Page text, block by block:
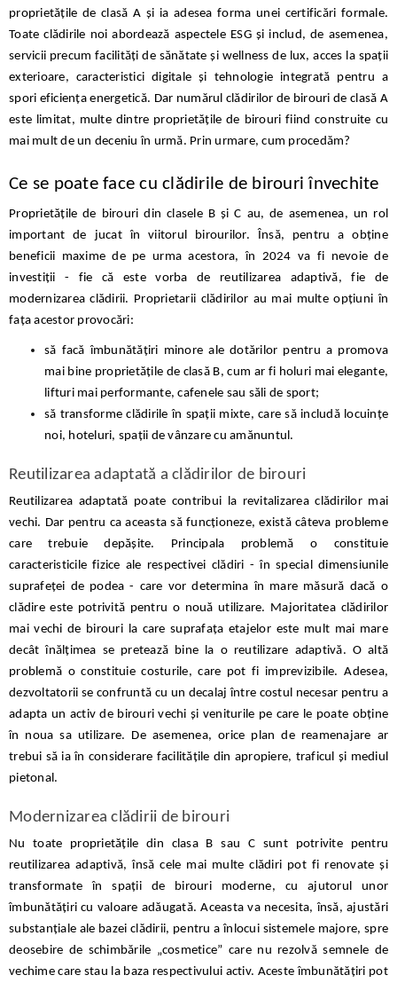
proprietățile de clasă A și ia adesea forma unei certificări formale.
Toate clădirile noi abordează aspectele ESG și includ, de asemenea,
servicii precum facilități de sănătate și wellness de lux, acces la spații
exterioare, caracteristici digitale și tehnologie integrată pentru a
spori eficiența energetică. Dar numărul clădirilor de birouri de clasă A
este limitat, multe dintre proprietățile de birouri fiind construite cu
mai mult de un deceniu în urmă. Prin urmare, cum procedăm?
Ce se poate face cu clădirile de birouri învechite
Proprietățile de birouri din clasele B și C au, de asemenea, un rol
important de jucat în viitorul birourilor. Însă, pentru a obține
beneficii maxime de pe urma acestora, în 2024 va fi nevoie de
investiții - fie că este vorba de reutilizarea adaptivă, fie de
modernizarea clădirii. Proprietarii clădirilor au mai multe opțiuni în
fața acestor provocări:
să facă îmbunătățiri minore ale dotărilor pentru a promova
mai bine proprietățile de clasă B, cum ar fi holuri mai elegante,
lifturi mai performante, cafenele sau săli de sport;
să transforme clădirile în spații mixte, care să includă locuințe
noi, hoteluri, spații de vânzare cu amănuntul.
Reutilizarea adaptată a clădirilor de birouri
Reutilizarea adaptată poate contribui la revitalizarea clădirilor mai
vechi. Dar pentru ca aceasta să funcționeze, există câteva probleme
care trebuie depășite. Principala problemă o constituie
caracteristicile fizice ale respectivei clădiri - în special dimensiunile
suprafeței de podea - care vor determina în mare măsură dacă o
clădire este potrivită pentru o nouă utilizare. Majoritatea clădirilor
mai vechi de birouri la care suprafața etajelor este mult mai mare
decât înălțimea se pretează bine la o reutilizare adaptivă. O altă
problemă o constituie costurile, care pot fi imprevizibile. Adesea,
dezvoltatorii se confruntă cu un decalaj între costul necesar pentru a
adapta un activ de birouri vechi și veniturile pe care le poate obține
în noua sa utilizare. De asemenea, orice plan de reamenajare ar
trebui să ia în considerare facilitățile din apropiere, traficul și mediul
pietonal.
Modernizarea clădirii de birouri
Nu toate proprietățile din clasa B sau C sunt potrivite pentru
reutilizarea adaptivă, însă cele mai multe clădiri pot fi renovate și
transformate în spații de birouri moderne, cu ajutorul unor
îmbunătățiri cu valoare adăugată. Aceasta va necesita, însă, ajustări
substanțiale ale bazei clădirii, pentru a înlocui sistemele majore, spre
deosebire de schimbările „cosmetice” care nu rezolvă semnele de
vechime care stau la baza respectivului activ. Aceste îmbunătățiri pot